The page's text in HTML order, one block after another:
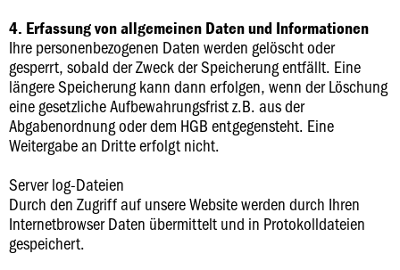
4. Erfassung von allgemeinen Daten und Informationen
Ihre personenbezogenen Daten werden gelöscht oder
gesperrt, sobald der Zweck der Speicherung entfällt. Eine
längere Speicherung kann dann erfolgen, wenn der Löschung
eine gesetzliche Aufbewahrungsfrist z.B. aus der
Abgabenordnung oder dem HGB entgegensteht. Eine
Weitergabe an Dritte erfolgt nicht.
Server log-Dateien
Durch den Zugriff auf unsere Website werden durch Ihren
Internetbrowser Daten übermittelt und in Protokolldateien
gespeichert.